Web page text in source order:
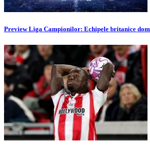
Preview Liga Campionilor: Echipele britanice